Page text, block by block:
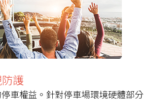
護
車權益。針對停車場環境硬體部